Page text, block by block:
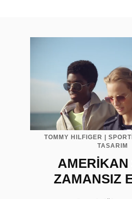
TOMMY HILFIGER |
TASARIM
AMERİKAN
ZAMANSIZ